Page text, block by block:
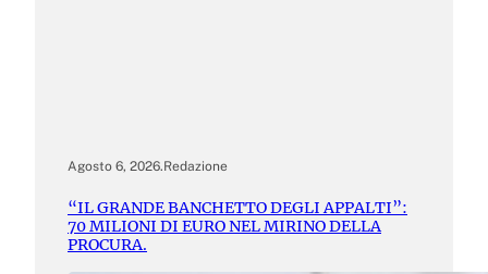
Agosto 6, 2026.Redazione
“IL GRANDE BANCHETTO DEGLI APPALTI”:
70 MILIONI DI EURO NEL MIRINO DELLA
PROCURA.